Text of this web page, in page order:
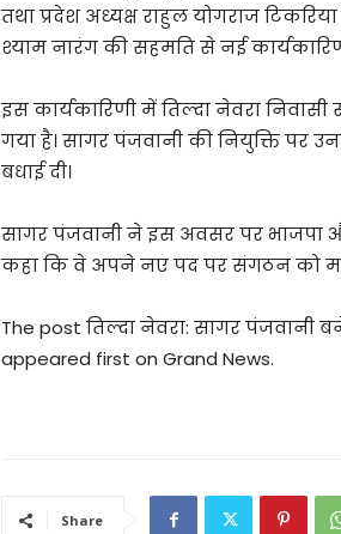
तथा प्रदेश अध्यक्षराहुल योगराज टिकरिया
श्याम नारंगकी सहमति से नई
इस कार्यकारिणी में तिल्दा नेवरा
गया है। सागर पंजवानी की नियुक्ति पर
बधाई दी।
सागर पंजवानी ने इस अवसर पर भाजपा
कहा कि वे अपने नए पद पर संगठन को
The post तिल्दा नेवरा: सागर पंजवानी
appeared first on Grand News.
Share